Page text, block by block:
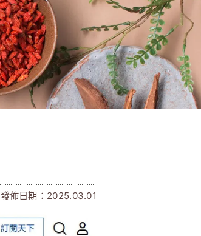
發佈日期：2025.03.01